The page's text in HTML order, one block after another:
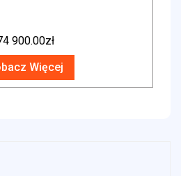
900.00zł
Więcej